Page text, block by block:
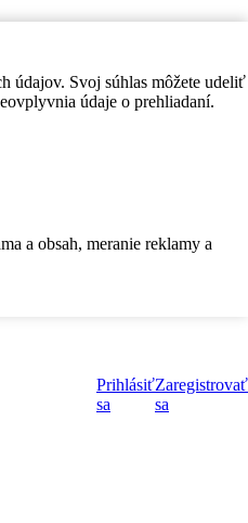
údajov. Svoj súhlas môžete udeliť
údaje o prehliadaní.
a obsah, meranie reklamy a
Prihlásiť
sa
Zaregistrovať
sa